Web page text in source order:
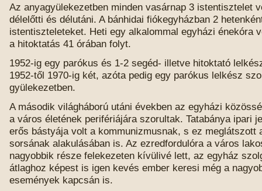
Az anyagyülekezetben minden vasárnap 3 istentisztelet
délelőtti és délutáni. A bánhidai fiókegyházban 2
istentiszteleteket. Heti egy alkalommal egyházi énekóra
a hitoktatás 41 órában folyt.
1952-ig egy parókus és 1-2 segéd- illetve hitoktató
1952-től 1970-ig két, azóta pedig egy parókus lelkész
gyülekezetben.
A második világháború utáni években az egyházi
a város életének perifériájára szorultak. Tatabánya ipari
erős bástyája volt a kommunizmusnak, s ez meglátszott
sorsának alakulásában is. Az ezredfordulóra a város
nagyobbik része felekezeten kívülivé lett, az egyház
átlaghoz képest is igen kevés ember keresi még a
események kapcsán is.